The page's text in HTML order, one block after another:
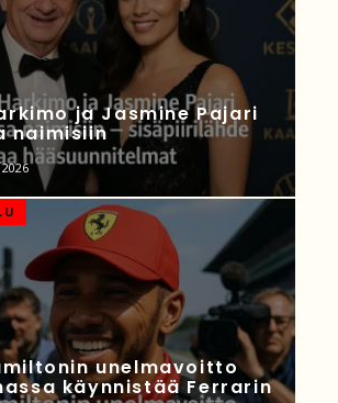
ja Jasmine Pajari
naimisiin
unelmavoitto
käynnistää Ferrarin